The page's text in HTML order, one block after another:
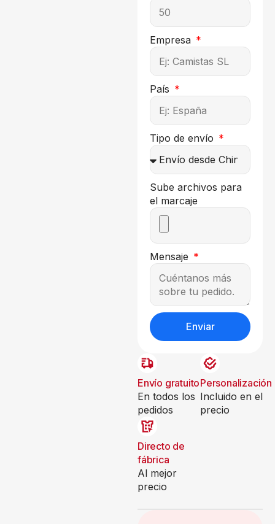
Empresa
País
Tipo de envío
Sube archivos para
el marcaje
Mensaje
Enviar
Envío gratuito
En todos los
pedidos
Personalización
Incluido en el
precio
Directo de
fábrica
Al mejor
precio